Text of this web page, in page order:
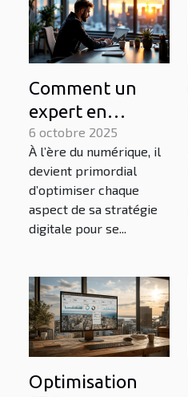
Comment un
expert en
optimisation
pour moteurs de
recherche peut
transformer
votre stratégie
6 octobre 2025
À l’ère du numérique, il
devient primordial
d’optimiser chaque
aspect de sa stratégie
digitale pour se...
Optimisation